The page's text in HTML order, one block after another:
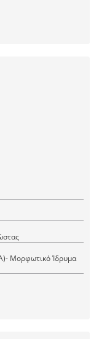
Κώστας
Μορφωτικό Ίδρυμα